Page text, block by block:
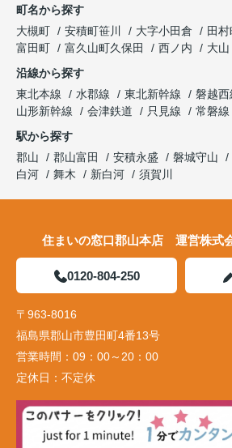
町名から探す
大槻町
安積町笹川 大字小田倉 田
富田町
富久山町久保田 西ノ内 大山
沿線から探す
東北本線
水郡線 東北新幹線 磐越西
山形新幹線
会津鉄道 只見線
常磐線
駅から探す
郡山
郡山富田 安積永盛 磐城守山
白河
舞木 新白河 須賀川
住まいの窓口郡山本店 運営株式
0120-804-250
〒963-8016
福島県郡山市豊田町4番13号
営業時間： 09：00～20：00
定休日： 不定休